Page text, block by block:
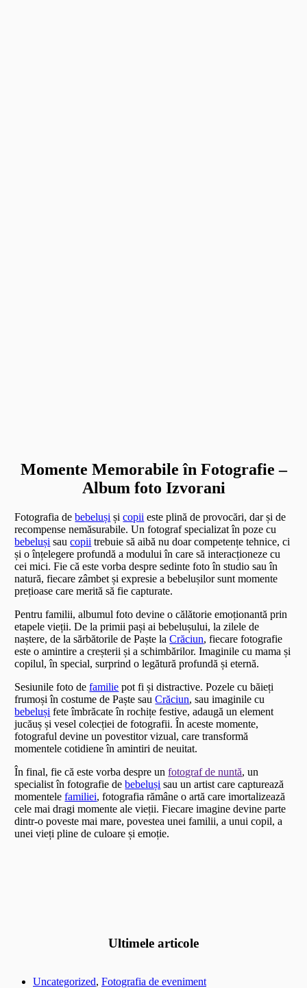
Momente Memorabile în Fotografie –
Album foto Izvorani
Fotografia debebeluși șicopii este plină de provocări, dar și de
recompense nemăsurabile. Un fotograf specializat în poze cu
bebeluși saucopii trebuie să aibă nu doar competențe tehnice, ci
și o înțelegere profundă a modului în care să interacționeze cu
cei mici. Fie că este vorba despre sedinte foto în studio sau în
natură, fiecare zâmbet și expresie a bebelușilor sunt momente
prețioase care merită să fie capturate.
Pentru familii, albumul foto devine o călătorie emoționantă prin
etapele vieții. De la primii pași ai bebelușului, la zilele de
naștere, de la sărbătorile de Paște laCrăciun, fiecare fotografie
este o amintire a creșterii și a schimbărilor. Imaginile cu mama și
copilul, în special, surprind o legătură profundă și eternă.
Sesiunile foto defamilie pot fi și distractive. Pozele cu băieți
frumoși în costume de Paște sauCrăciun, sau imaginile cu
bebeluși fete îmbrăcate în rochițe festive, adaugă un element
jucăuș și vesel colecției de fotografii. În aceste momente,
fotograful devine un povestitor vizual, care transformă
momentele cotidiene în amintiri de neuitat.
În final, fie că este vorba despre unfotograf de nuntă, un
specialist în fotografie debebeluși sau un artist care capturează
momentelefamiliei, fotografia rămâne o artă care imortalizează
cele mai dragi momente ale vieții. Fiecare imagine devine parte
dintr-o poveste mai mare, povestea unei familii, a unui copil, a
unei vieți pline de culoare și emoție.
Ultimele articole
Uncategorized, Fotografia de eveniment